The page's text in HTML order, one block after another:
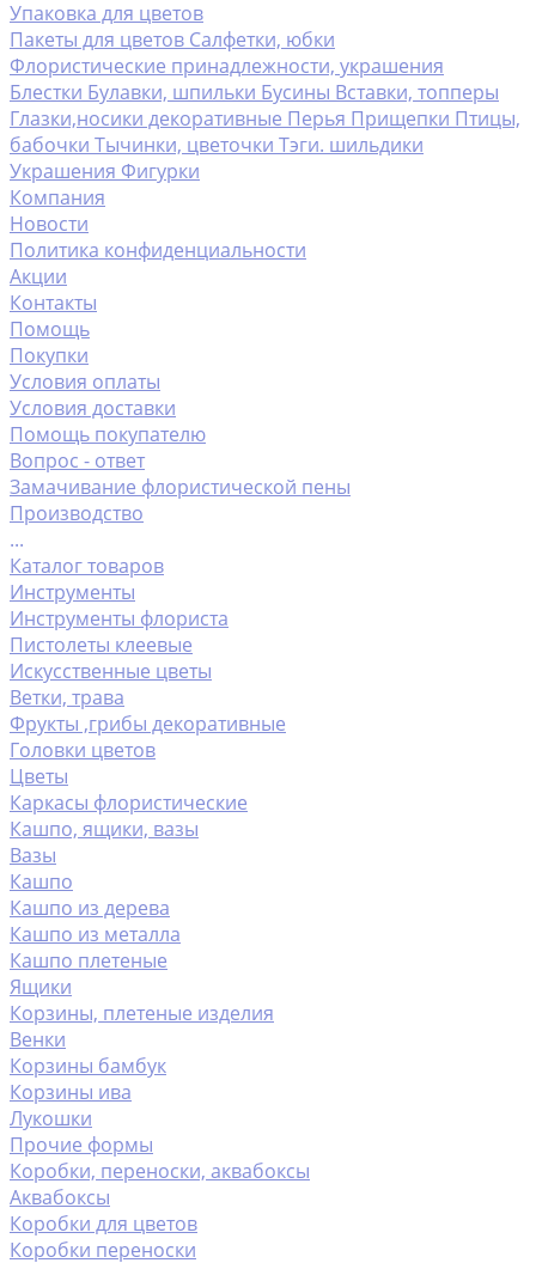
Упаковка для цветов
Пакеты для цветов Салфетки, юбки
Флористические принадлежности, украшения
Блестки Булавки, шпильки Бусины Вставки, топперы
Глазки,носики декоративные Перья Прищепки Птицы,
бабочки Тычинки, цветочки Тэги. шильдики
Украшения Фигурки
Компания
Новости
Политика конфиденциальности
Акции
Контакты
Помощь
Покупки
Условия оплаты
Условия доставки
Помощь покупателю
Вопрос - ответ
Замачивание флористической пены
Производство
...
Каталог товаров
Инструменты
Инструменты флориста
Пистолеты клеевые
Искусственные цветы
Ветки, трава
Фрукты ,грибы декоративные
Головки цветов
Цветы
Каркасы флористические
Кашпо, ящики, вазы
Вазы
Кашпо
Кашпо из дерева
Кашпо из металла
Кашпо плетеные
Ящики
Корзины, плетеные изделия
Венки
Корзины бамбук
Корзины ива
Лукошки
Прочие формы
Коробки, переноски, аквабоксы
Аквабоксы
Коробки для цветов
Коробки переноски